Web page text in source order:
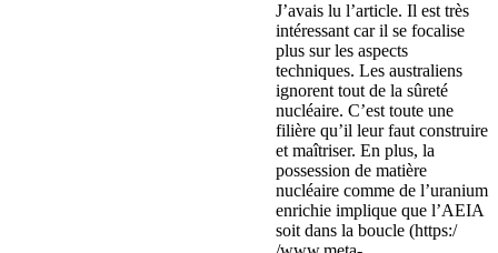
J’avais lu l’article. Il est très
intéressant car il se focalise
plus sur les aspects
techniques. Les australiens
ignorent tout de la sûreté
nucléaire. C’est toute une
filière qu’il leur faut construire
et maîtriser. En plus, la
possession de matière
nucléaire comme de l’uranium
enrichie implique que l’AEIA
soit dans la boucle (https:/